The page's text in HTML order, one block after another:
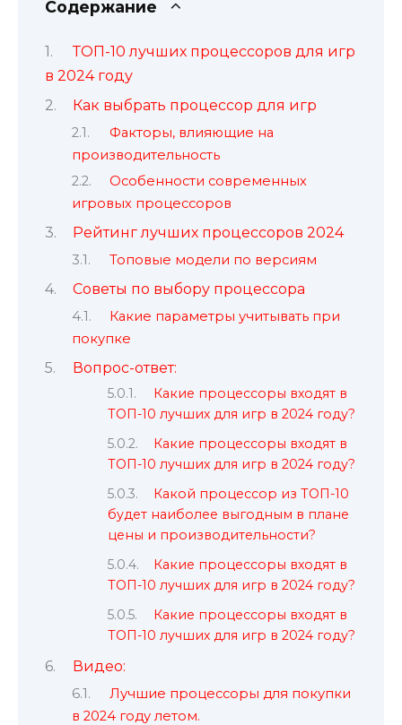
Содержание
ТОП-10 лучших процессоров для игр
в 2024 году
Как выбрать процессор для игр
Факторы, влияющие на
производительность
Особенности современных
игровых процессоров
Рейтинг лучших процессоров 2024
Топовые модели по версиям
Советы по выбору процессора
Какие параметры учитывать при
покупке
Вопрос-ответ:
Какие процессоры входят в
ТОП-10 лучших для игр в 2024 году?
Какие процессоры входят в
ТОП-10 лучших для игр в 2024 году?
Какой процессор из ТОП-10
будет наиболее выгодным в плане
цены и производительности?
Какие процессоры входят в
ТОП-10 лучших для игр в 2024 году?
Какие процессоры входят в
ТОП-10 лучших для игр в 2024 году?
Видео:
Лучшие процессоры для покупки
в 2024 году летом.